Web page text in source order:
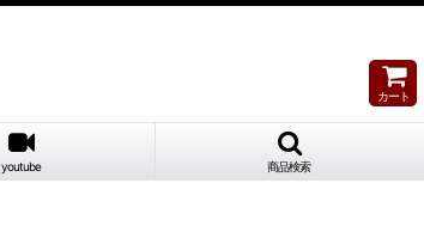
カート
youtube 商品検索